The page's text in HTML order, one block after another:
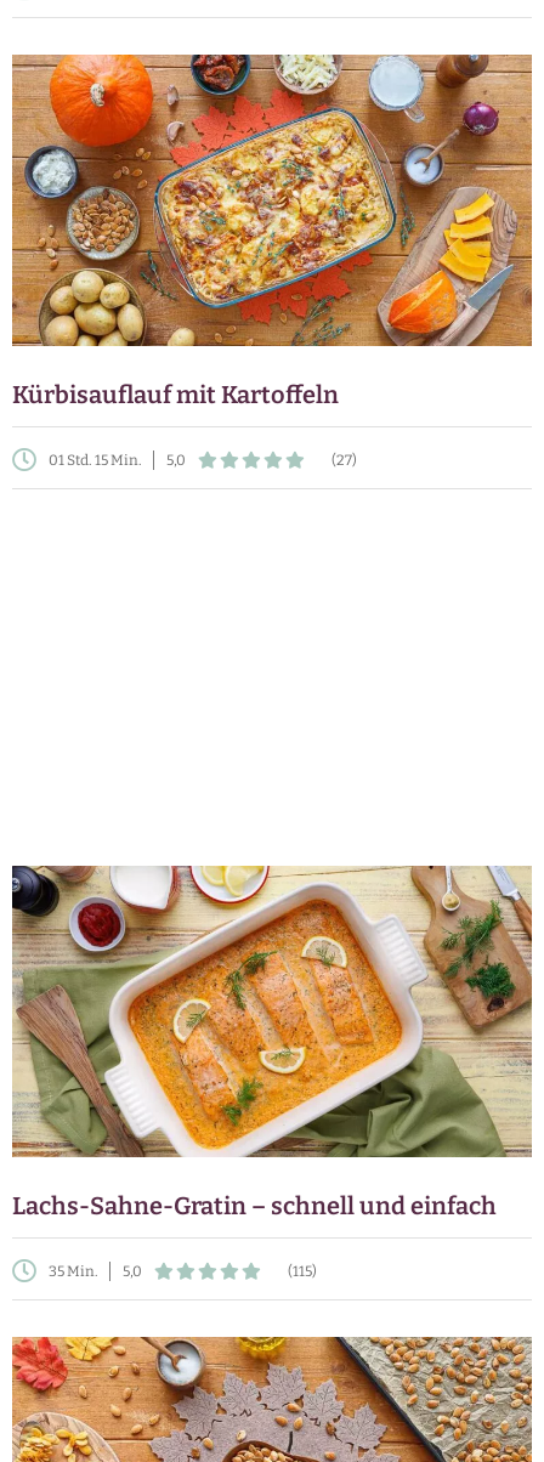
Kürbisauflauf mit Kartoffeln
01 Std. 15 Min. 5,0 (27)
Lachs-Sahne-Gratin – schnell und einfach
35 Min. 5,0 (115)